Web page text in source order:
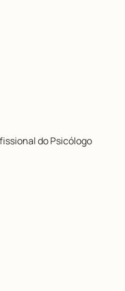
do Psicólogo